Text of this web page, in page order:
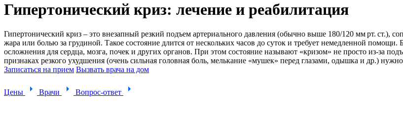
Гипертонический криз: лечение и реабилитация
Гипертонический криз – это внезапный резкий подъем артериального давления (обычно выше 180/120 мм рт.
жара или болью за грудиной. Такое состояние длится от нескольких часов до суток и требует немедленной помощи.
осложнения для сердца, мозга, почек и других органов. При этом состояние называют «кризом» не просто из-за
признаках резкого ухудшения (очень сильная головная боль, мелькание «мушек» перед глазами, одышка и др.)
Записаться на прием Вызвать врача на дом
Цены Врачи Вопрос-ответ